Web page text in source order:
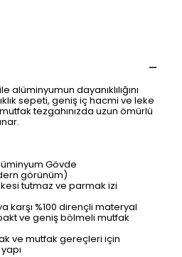
alüminyumun dayanıklılığını
sepeti, geniş iç hacmi ve leke
tezgahınızda uzun ömürlü
Gövde
görünüm)
tutmaz ve parmak izi
karşı %100 dirençli materyal
ve geniş bölmeli mutfak
ve mutfak gereçleri için